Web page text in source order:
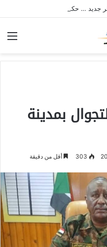
بمدينة
303 أقل من دقيقة